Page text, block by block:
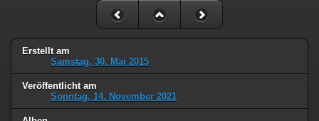
Erstellt am
Samstag, 30. Mai 2015
Veröffentlicht am
Sonntag, 14. November 2021